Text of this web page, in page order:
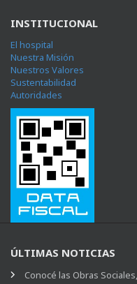
INSTITUCIONAL
El hospital
Nuestra Misión
Nuestros Valores
Sustentabilidad
Autoridades
ÚLTIMAS NOTICIAS
Conocé las Obras